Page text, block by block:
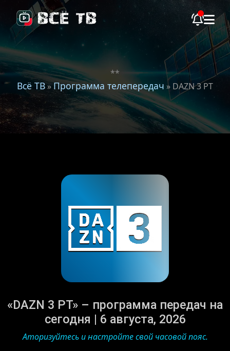
**
Всё ТВ»Программа телепередач » DAZN 3 PT
«DAZN 3 PT» – программа передач на
сегодня | 6 августа, 2026
Аторизуйтесь и настройте свой часовой пояс.